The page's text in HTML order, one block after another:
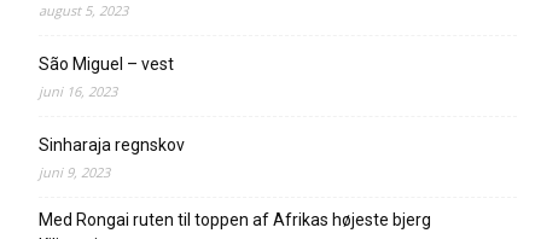
august 5, 2023
São Miguel – vest
juni 16, 2023
Sinharaja regnskov
juni 9, 2023
Med Rongai ruten til toppen af Afrikas højeste bjerg